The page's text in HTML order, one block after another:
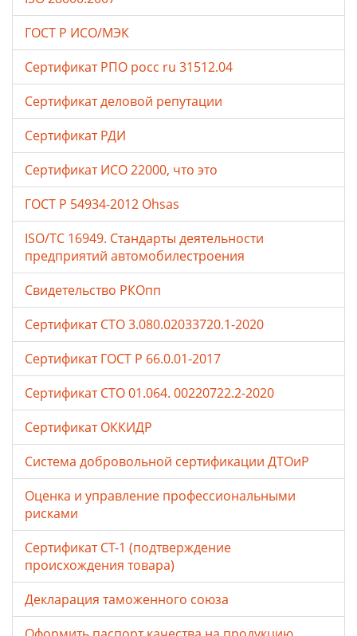
ГОСТ Р ИСО/МЭК
Сертификат РПО росс ru 31512.04
Сертификат деловой репутации
Сертификат РДИ
Сертификат ИСО 22000, что это
ГОСТ Р 54934-2012 Ohsas
ISO/TC 16949. Стандарты деятельности
предприятий автомобилестроения
Свидетельство РКОпп
Сертификат СТО 3.080.02033720.1-2020
Сертификат ГОСТ Р 66.0.01-2017
Сертификат СТО 01.064. 00220722.2-2020
Сертификат ОККИДР
Система добровольной сертификации ДТОиР
Оценка и управление профессиональными
рисками
Сертификат СТ-1 (подтверждение
происхождения товара)
Декларация таможенного союза